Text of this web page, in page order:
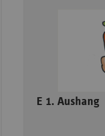
–E 1. Aushang